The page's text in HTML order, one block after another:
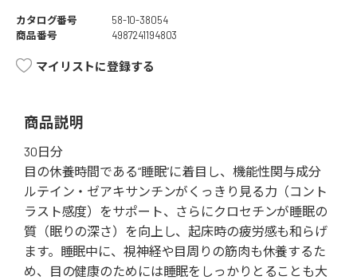
カタログ番号
58-10-38054
商品番号
4987241194803
マイリストに登録する
商品説明
30日分
目の休養時間である“睡眠”に着目し、機能性関与成分
ルテイン・ゼアキサンチンがくっきり見る力（コント
ラスト感度）をサポート、さらにクロセチンが睡眠の
質（眠りの深さ）を向上し、起床時の疲労感も和らげ
ます。睡眠中に、視神経や目周りの筋肉も休養するた
め、目の健康のためには睡眠をしっかりとることも大